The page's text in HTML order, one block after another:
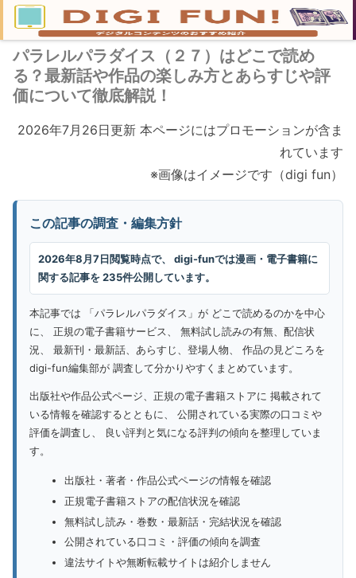
パラレルパラダイス（２７）はどこで読め
る？最新話や作品の楽しみ方とあらすじや評
価について徹底解説！
2026年7月26日更新 本ページにはプロモーションが含ま
れています
※画像はイメージです（digi fun）
この記事の調査・編集方針
2026年8月7日閲覧時点で、 digi-funでは漫画・電子書籍に
関する記事を 235件公開しています。
本記事では 「パラレルパラダイス」が どこで読めるのかを中心
に、 正規の電子書籍サービス、 無料試し読みの有無、配信状
況、 最新刊・最新話、あらすじ、登場人物、 作品の見どころを
digi-fun編集部が 調査して分かりやすくまとめています。
出版社や作品公式ページ、正規の電子書籍ストアに 掲載されて
いる情報を確認するとともに、 公開されている実際の口コミや
評価を調査し、 良い評判と気になる評判の傾向を整理していま
す。
出版社・著者・作品公式ページの情報を確認
正規電子書籍ストアの配信状況を確認
無料試し読み・巻数・最新話・完結状況を確認
公開されている口コミ・評価の傾向を調査
違法サイトや無断転載サイトは紹介しません